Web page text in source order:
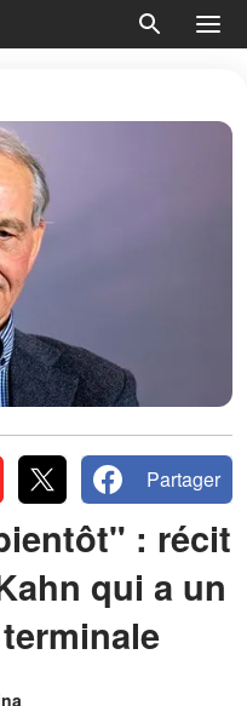
Partager
: récit
qui a un